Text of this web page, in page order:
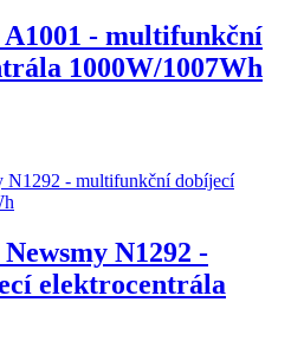
- multifunkční
1000W/1007Wh
N1292 -
elektrocentrála